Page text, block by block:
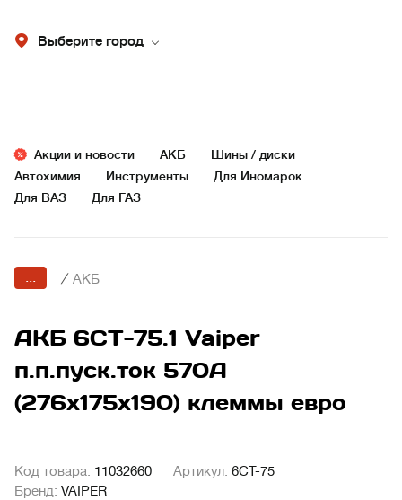
Выберите город
Акции и новости АКБ
Шины / диски
Автохимия
Инструменты
Для Иномарок
Для ВАЗ
Для ГАЗ
... / АКБ
АКБ 6СТ-75.1 Vaiper
п.п.пуск.ток 570А
(276х175х190) клеммы евро
Код товара: 11032660 Артикул: 6СТ-75
Бренд: VAIPER